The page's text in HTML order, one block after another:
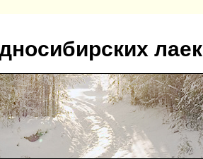
лаек